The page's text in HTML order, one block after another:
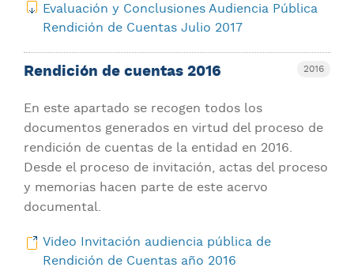
Evaluación y Conclusiones Audiencia Pública
Rendición de Cuentas Julio 2017
2016
Rendición de cuentas 2016
En este apartado se recogen todos los
documentos generados en virtud del proceso de
rendición de cuentas de la entidad en 2016.
Desde el proceso de invitación, actas del proceso
y memorias hacen parte de este acervo
documental.
Video Invitación audiencia pública de
Rendición de Cuentas año 2016